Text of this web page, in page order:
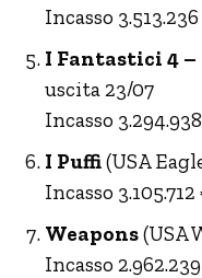
Incasso
I Fantastici 4
uscita 23/07
Incasso
I Puffi(USA
Incasso 3.105.712
Weapons(USA
Incasso